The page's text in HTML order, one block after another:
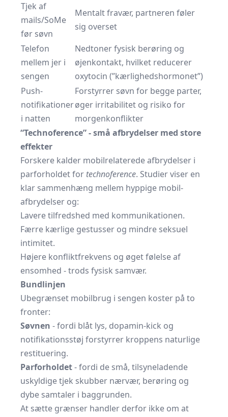
Tjek af
mails/SoMe
før søvn
Mentalt fravær, partneren føler
sig overset
Telefon
mellem jer i
sengen
Nedtoner fysisk berøring og
øjenkontakt, hvilket reducerer
oxytocin (”kærlighedshormonet”)
Push-
notifikationer
i natten
Forstyrrer søvn for begge parter,
øger irritabilitet og risiko for
morgenkonflikter
“Technoference” - små afbrydelser med store
effekter
Forskere kalder mobilrelaterede afbrydelser i
parforholdet for technoference. Studier viser en
klar sammenhæng mellem hyppige mobil-
afbrydelser og:
Lavere tilfredshed med kommunikationen.
Færre kærlige gestusser og mindre seksuel
intimitet.
Højere konfliktfrekvens og øget følelse af
ensomhed - trods fysisk samvær.
Bundlinjen
Ubegrænset mobilbrug i sengen koster på to
fronter:
Søvnen - fordi blåt lys, dopamin-kick og
notifikationsstøj forstyrrer kroppens naturlige
restituering.
Parforholdet- fordi de små, tilsyneladende
uskyldige tjek skubber nærvær, berøring og
dybe samtaler i baggrunden.
At sætte grænser handler derfor ikke om at